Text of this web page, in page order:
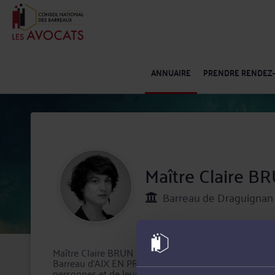
ANNUAIRE PRENDRE
Maître Claire
Barreau de
Maître Claire BRUN est inscrit au Barreau de
Barreau d'AIX EN PROVENCE. Ses domaines de